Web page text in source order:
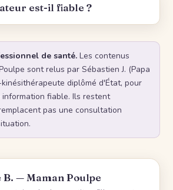
est-il fiable ?
de santé. Les contenus
sont relus par Sébastien J. (Papa
diplômé d'État, pour
fiable. Ils restent
pas une consultation
B. — Maman Poulpe